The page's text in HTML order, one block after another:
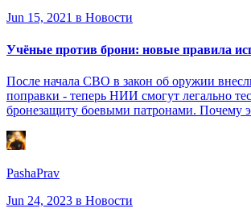
Jun 15, 2021 в Новости
Учёные против брони: новые правила
После начала СВО в закон об оружии
поправки - теперь НИИ смогут легально
бронезащиту боевыми патронами. Почему
PashaPrav
Jun 24, 2023 в Новости